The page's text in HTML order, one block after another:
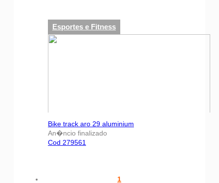
Esportes e Fitness
Bike track aro 29 aluminium
An�ncio finalizado
Cod 279561
1